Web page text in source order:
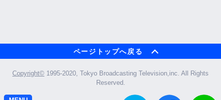
ページトップへ戻る
Copyright©︎ 1995-2020, Tokyo Broadcasting Television,inc. All Rights
Reserved.